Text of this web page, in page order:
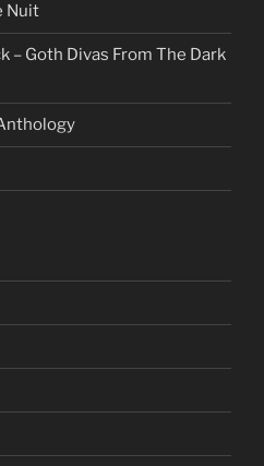
Nuit
– Goth Divas From The Dark